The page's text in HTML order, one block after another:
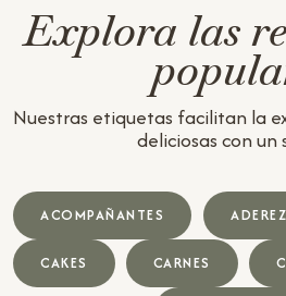
Explora las
Nuestras etiquetas facilitan la
deliciosas con un
ACOMPAÑANTES
CAKES CARNES